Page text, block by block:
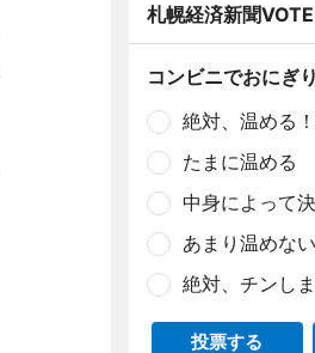
札幌経済新聞VOTE
コンビニでおにぎ
絶対、温める！
たまに温める
中身によって
あまり温めない
絶対、チンし
投票する